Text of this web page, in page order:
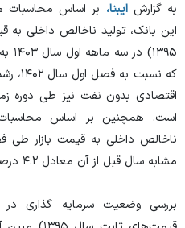
به گزارشایبنا، بر اساس محاسبات
این بانک، تولید ناخالص داخلی
است. همچنین بر اساس
مشابه سال قبل از آن معادل ۴.۲ درصد برآورد گردیده است.
بررسی وضعیت سرمایه گذاری